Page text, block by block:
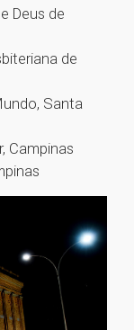
Deus de
de
Santa
Campinas